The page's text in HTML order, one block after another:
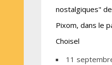
nostalgiques"
Pixom, dans le
Choisel
11